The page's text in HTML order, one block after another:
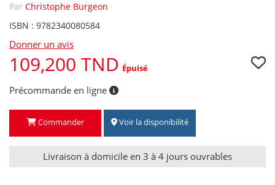
Par Christophe Burgeon
ISBN : 9782340080584
Donner un avis
109,200 TND Épuisé
Précommande en ligne
Commander Voir la disponibilité
Livraison à domicile en 3 à 4 jours ouvrables